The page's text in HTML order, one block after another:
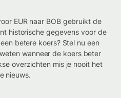
EUR naar BOB gebruikt de
historische gegevens voor de
betere koers? Stel nu een
wanneer de koers beter
overzichten mis je nooit het
nieuws.